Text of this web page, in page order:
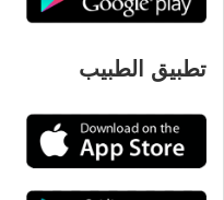
تطبيق الطبيب